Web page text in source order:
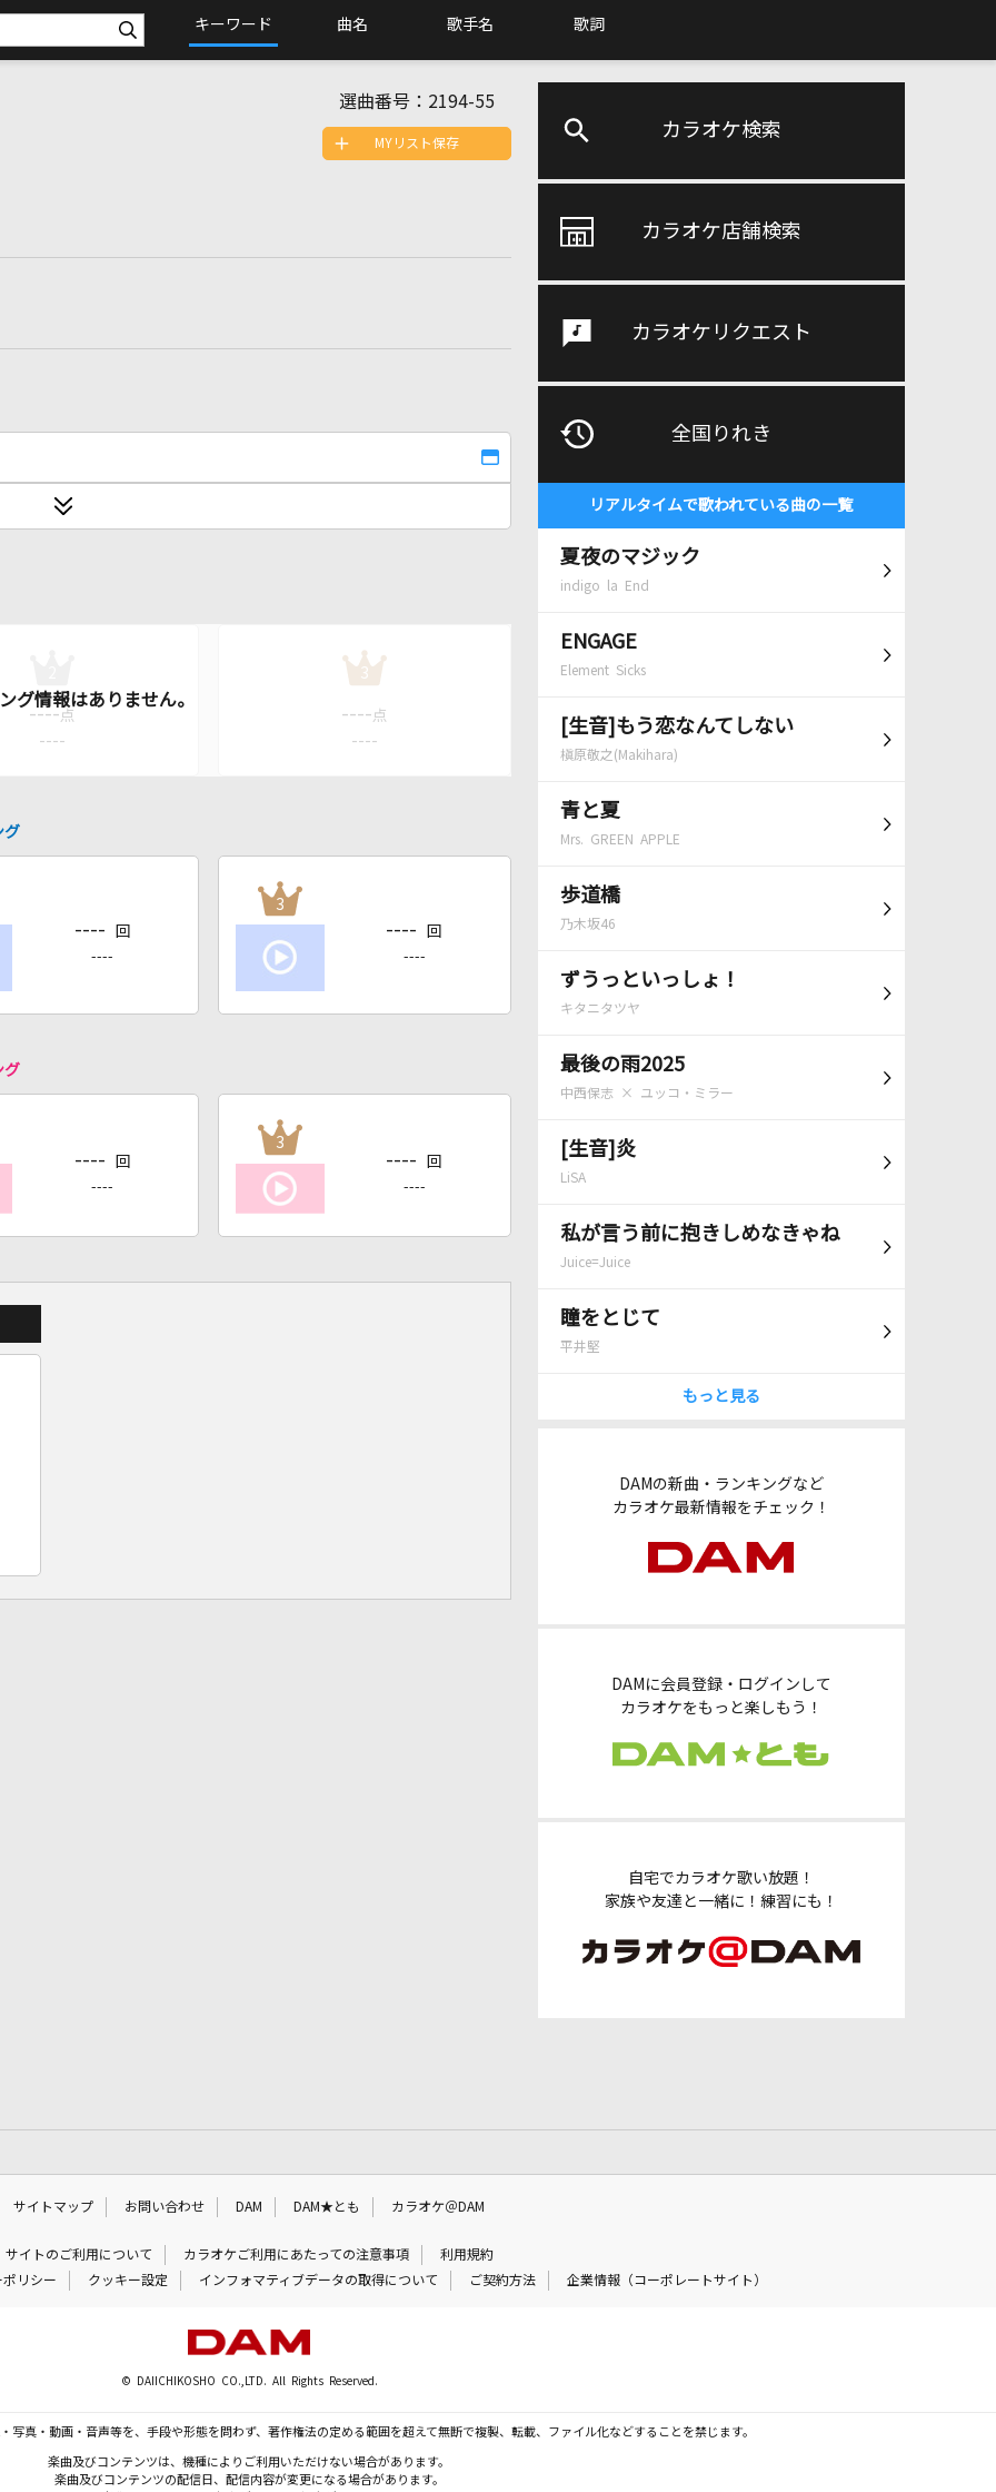
キーワード 曲名 歌手名 歌詞
カラオケ検索
カラオケ店舗検索
カラオケリクエスト
全国りれき
リアルタイムで歌われている曲の一覧
夏夜のマジック
indigo la End
ENGAGE
Element Sicks
[生音]もう恋なんてしない
槇原敬之(Makihara)
青と夏
Mrs. GREEN APPLE
歩道橋
乃木坂46
ずうっといっしょ！
キタニタツヤ
最後の雨2025
中西保志 × ユッコ・ミラー
[生音]炎
LiSA
私が言う前に抱きしめなきゃね
Juice=Juice
瞳をとじて
平井堅
もっと見る
DAMの新曲・ランキングなど
カラオケ最新情報をチェック！
DAMに会員登録・ログインして
カラオケをもっと楽しもう！
自宅でカラオケ歌い放題！
家族や友達と一緒に！練習にも！
選曲番号： 2194-55
MYリスト保存
---- 点
----
3
---- 点
----
グ
---- 回
----
3
---- 回
----
グ
---- 回
----
3
---- 回
----
サイトマップ お問い合わせ DAM DAM★とも カラオケ＠DAM
サイトのご利用について カラオケご利用にあたっての注意事項
利用規約
リシー
クッキー設定 インフォマティブデータの取得について ご契約方法 企業情報（コーポレートサイト）
© DAIICHIKOSHO CO.,LTD. All Rights Reserved.
写真・動画・音声等を、手段や形態を問わず、著作権法の定める範囲を超えて無断で複製、転載、ファイル化などすることを禁じます。
楽曲及びコンテンツは、機種によりご利用いただけない場合があります。
楽曲及びコンテンツの配信日、配信内容が変更になる場合があります。